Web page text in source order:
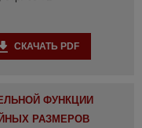
СКАЧАТЬ PDF
ФУНКЦИИ
РАЗМЕРОВ